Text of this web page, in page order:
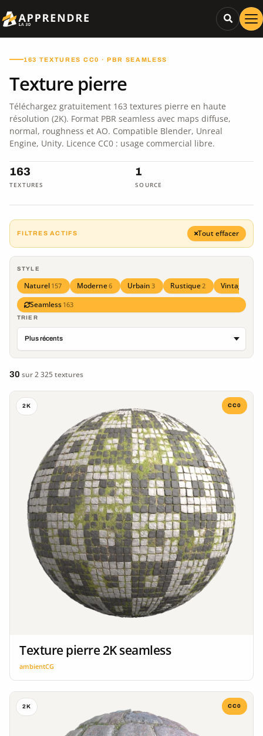
163 TEXTURES CC0 · PBR SEAMLESS
Texture pierre
Téléchargez gratuitement 163 textures pierre en haute
résolution (2K). Format PBR seamless avec maps diffuse,
normal, roughness et AO. Compatible Blender, Unreal
Engine, Unity. Licence CC0 : usage commercial libre.
163
TEXTURES
1
SOURCE
FILTRES ACTIFS Tout effacer
STYLE
Naturel 157 Moderne6 Urbain 3 Rustique 2 Vintage
Seamless 163
TRIER
30 sur 2 325 textures
2K CC0
Texture pierre 2K seamless
ambientCG
2K CC0